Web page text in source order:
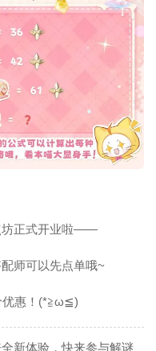
坊正式开业啦——
师可以先点单哦~
优惠！(*≧ω≦)
新体验，快来参与解谜